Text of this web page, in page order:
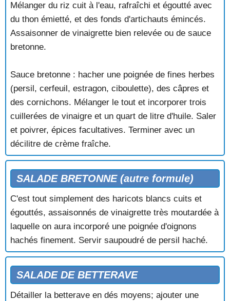
Mélanger du riz cuit à l'eau, rafraîchi et égoutté avec
du thon émietté, et des fonds d'artichauts émincés.
Assaisonner de vinaigrette bien relevée ou de sauce
bretonne.
Sauce bretonne : hacher une poignée de fines herbes
(persil, cerfeuil, estragon, ciboulette), des câpres et
des cornichons. Mélanger le tout et incorporer trois
cuillerées de vinaigre et un quart de litre d'huile. Saler
et poivrer, épices facultatives. Terminer avec un
décilitre de crème fraîche.
SALADE BRETONNE (autre formule)
C'est tout simplement des haricots blancs cuits et
égouttés, assaisonnés de vinaigrette très moutardée à
laquelle on aura incorporé une poignée d'oignons
hachés finement. Servir saupoudré de persil haché.
SALADE DE BETTERAVE
Détailler la betterave en dés moyens; ajouter une